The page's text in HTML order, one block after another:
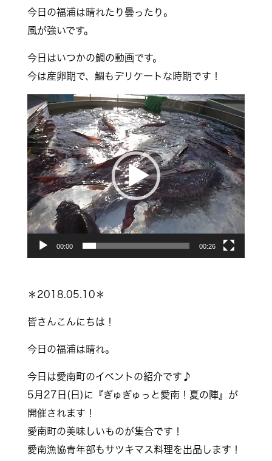
今日の福浦は晴れたり曇ったり。
風が強いです。
今日はいつかの鯛の動画です。
今は産卵期で、鯛もデリケートな時期です！
画
プ
レ
ー
ヤ
ー
00:00 00:26
＊2018.05.10＊
皆さんこんにちは！
今日の福浦は晴れ。
今日は愛南町のイベントの紹介です♪
5月27日(日)に『ぎゅぎゅっと愛南！夏の陣』が
開催されます！
愛南町の美味しいものが集合です！
愛南漁協青年部もサツキマス料理を出品します！